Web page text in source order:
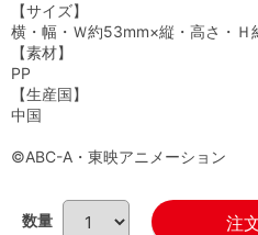
【サイズ】
横・幅・Ｗ約53mm×縦・高さ・
【素材】
PP
【生産国】
中国
©ABC-A・東映アニメーション
数量